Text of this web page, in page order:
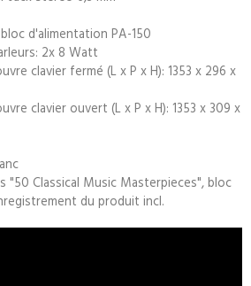
d'alimentation PA-150
2x 8 Watt
clavier fermé (L x P x H): 1353 x 296 x
clavier ouvert (L x P x H): 1353 x 309 x
"50 Classical Music Masterpieces", bloc
du produit incl.